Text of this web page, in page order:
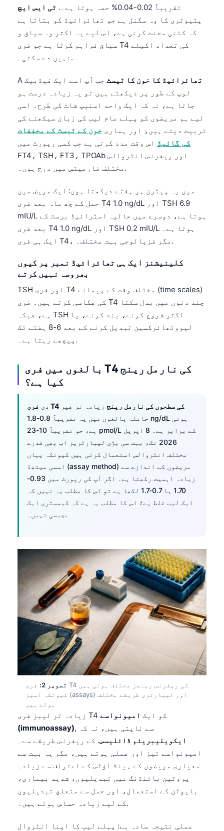
تقریباً 0.02-0.04% حصہ ہوتا ہے۔.
ٹی ایس ایچ
پٹیوٹری کا وہ سگنل ہے جو تھائرائیڈ کو بتاتا ہے
کہ کتنی محنت کرنی ہے، اس لیے یہ اکثر وہ سیاق و
سباق فراہم کرتا ہے جو فری T4 کی تعداد اکیلے
نہیں دے سکتی۔.
A تھائرائیڈ کا خون کا ٹیسٹ جب آپ اسے ایک فیڈبیک
لوپ کے طور پر دیکھتے ہیں تو یہ زیادہ درست ہو
جاتا ہے، نہ کہ ایک واحد اسنیپ شاٹ کی طرح۔ اسی
لیے ہم مریضوں کو پہلے عام لیب کی زبان سیکھنے کی
تربیت دیتے ہیں، اور ہماری خون کے ٹیسٹ کے مخففات
کی گائیڈ اس وقت مدد کرتی ہے جب کسی رپورٹ میں
FT4، TSH، FT3، TPOAb اور ریفرنس انٹروالس
مختلف فارمیٹس میں درج ہوں۔.
میں یہ پیٹرن ہر ہفتے دیکھتا ہوں: ایک مریض میں
حمل کے چھ ماہ بعد فری T4 1.0 ng/dL اور TSH 6.9
mIU/L ہوتا ہے، دوسرے میں حالیہ اسٹرائیڈ برسٹ کے
بعد فری T4 1.0 ng/dL اور TSH 0.2 mIU/L ہوتا ہے۔
ایک ہی فری T4، مگر فزیالوجی بہت مختلف۔.
کلینیشنز ایک ہی تھائرائیڈ نمبر پر کیوں
بھروسہ نہیں کرتے
TSH اور فری T4 مختلف وقت کے پیمانے (time scales)
کی عکاسی کرتے ہیں۔ فری T4 چند دنوں میں بدل سکتا
ہے، جبکہ TSH اکثر شروع کرنے، بند کرنے، یا
لیووتھائرکسین تبدیل کرنے کے بعد 6-8 ہفتے تک
پیچھے رہتا ہے۔.
بالغوں میں فری T4 کی نارمل رینج
کیا ہے؟
دی فری T4 کی سطحوں کی نارمل رینج زیادہ تر غیر
حاملہ بالغوں میں یہ تقریباً 0.8-1.8 ng/dL ہوتی
ہے، جو تقریباً 10-23 pmol/L کے برابر ہے۔ 8 اپریل
2026 تک، بہت سی بڑی لیبارٹریز اب بھی قدرے
مختلف انٹروالس استعمال کرتی ہیں کیونکہ یہاں
اسسی میتھڈ (assay method) مریضوں کے اندازے سے
زیادہ اہمیت رکھتا ہے۔ اگر آپ کی رپورٹ میں 0.93-
1.70 یا 0.7-1.7 لکھا ہے تو اس کا مطلب یہ نہیں کہ
ایک لیب غلط ہے؛ اس کا مطلب یہ ہے کہ کیمسٹری ایک
جیسی نہیں۔.
تصویر 2:
فری T4 کی ریفرنس رینجز مختلف ہوتی ہیں
کیونکہ اسیز (assays) اور لیبارٹری طریقے مختلف
ہوتے ہیں
زیادہ تر لیبز فری T4 کو ایک امیونواسے
(immunoassay)
, سے ناپتی ہیں، نہ کہ
ایکویلیبریئم ڈائلیسس. کے ریفرنس طریقے سے۔
امیونواسے تیز اور عملی ہوتے ہیں، مگر یہ بہت سے
معیاری مریضوں کے ہینڈ آؤٹس کے اعتراف سے زیادہ
پروٹین بائنڈنگ میں تبدیلیوں، شدید بیماری،
بایوٹن کے استعمال، اور حمل سے متعلق تبدیلیوں
کے لیے زیادہ حساس ہوتے ہیں۔.
عملی نتیجہ سادہ ہے: پہلے لیب کا اپنا انٹروال